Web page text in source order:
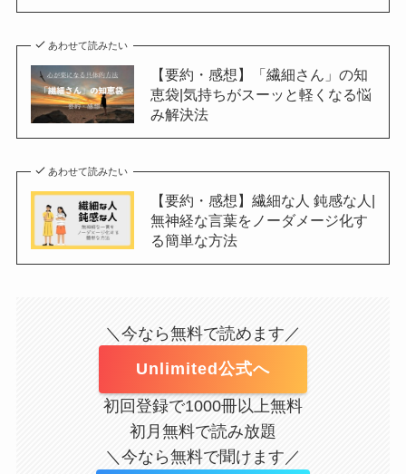
あわせて読みたい
【要約・感想】「繊細さん」の知
恵袋|気持ちがスーッと軽くなる悩
み解決法
あわせて読みたい
【要約・感想】繊細な人 鈍感な人|
無神経な言葉をノーダメージ化す
る簡単な方法
＼今なら無料で読めます／
Unlimited公式へ
初回登録で1000冊以上無料
初月無料で読み放題
＼今なら無料で聞けます／